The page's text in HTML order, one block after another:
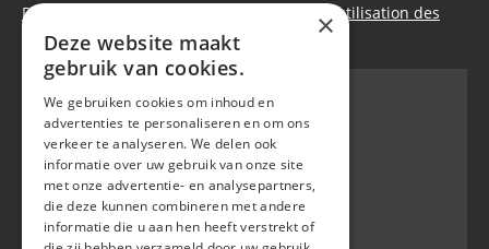
Déclaration de confidentialité
Politique d’utilisation des
cookies
BWP
Waversebaan 99
B-3050 OUD-HEVERLEE
+32 (0) 16 47 99 80
×
Deze website maakt
gebruik van cookies.
We gebruiken cookies om inhoud en
advertenties te personaliseren en om ons
verkeer te analyseren. We delen ook
informatie over uw gebruik van onze site
met onze advertentie- en analysepartners,
die deze kunnen combineren met andere
informatie die u aan hen heeft verstrekt of